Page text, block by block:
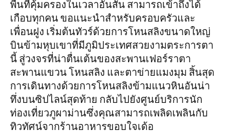
พื้นที่คุ้มครองในเวลาอันสั้น สามารถเข้าถึงได้
เกือบทุกคน ขอแนะนำสำหรับครอบครัวและ
เพื่อนฝูง เริ่มต้นทัวร์ด้วยการโหนสลิงขนาดใหญ่
บินข้ามหุบเขาที่มีภูมิประเทศสวยงามตระการตา
นี้ สู่วงจรที่น่าตื่นเต้นของสะพานเฟอร์ราตา
สะพานแขวน โหนสลิง และตาข่ายแมงมุม สิ้นสุด
การเดินทางด้วยการโหนสลิงข้ามแนวหินอันน่า
ทึ่งบนซิปไลน์สุดท้าย กลับไปยังศูนย์บริการนัก
ท่องเที่ยวภูผาม่านซึ่งคุณสามารถเพลิดเพลินกับ
ทิวทัศน์จากร้านอาหารขอบใจเด้อ